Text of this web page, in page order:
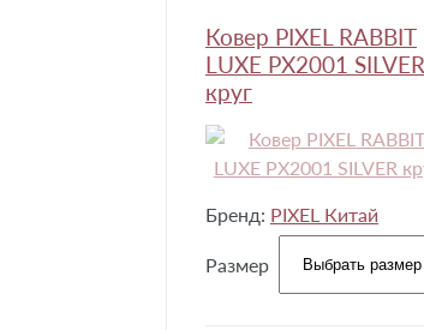
Ковер PIXEL RABBIT
LUXE PX2001 SILVER
круг
Бренд: PIXEL Китай
Размер